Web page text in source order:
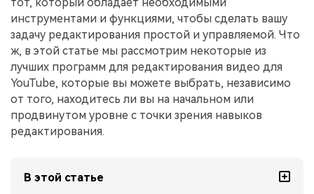
Блог
инструментами и функциями, чтобы сделать вашу
задачу редактирования простой и управляемой. Что
ж, в этой статье мы рассмотрим некоторые из
лучших программ для редактирования видео для
YouTube, которые вы можете выбрать, независимо
от того, находитесь ли вы на начальном или
продвинутом уровне с точки зрения навыков
редактирования.
В этой статье